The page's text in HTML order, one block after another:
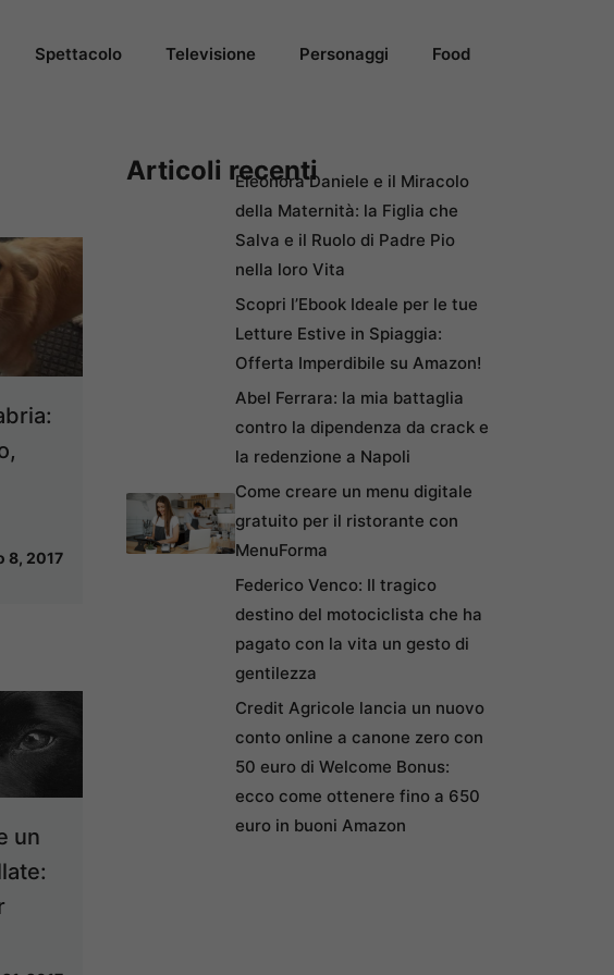
Spettacolo Televisione Personaggi Food
8, 2017
un
Articoli recentiEleonora Daniele e il Miracolo
della Maternità: la Figlia che
Salva e il Ruolo di Padre Pio
nella loro Vita
Scopri l’Ebook Ideale per le tue
Letture Estive in Spiaggia:
Offerta Imperdibile su Amazon!
Abel Ferrara: la mia battaglia
contro la dipendenza da crack e
la redenzione a Napoli
Come creare un menu digitale
gratuito per il ristorante con
MenuForma
Federico Venco: Il tragico
destino del motociclista che ha
pagato con la vita un gesto di
gentilezza
Credit Agricole lancia un nuovo
conto online a canone zero con
50 euro di Welcome Bonus:
ecco come ottenere fino a 650
euro in buoni Amazon